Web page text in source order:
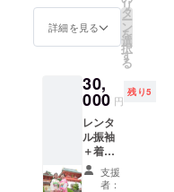
してい
味、
形、香
えた 風
雅な一
品をど
うぞご
賞味く
ださい
ませ。
しの武
された
心打つ
とユー
モラス
な鬼の
絵が共
感を呼
びTV・
雑誌な
どで取
URLよ
り自分
ンロー
ドでき
イベン
ト当日
の１７
時半か
らは
ほっこ
り・・
らの
メッ
セー
ジ。 し
の武
Shinob
u ◎生
まれ 昭
着の着
物をレ
ンタ
ル。着
ちろ
ん！草
履もつ
いたフ
ルセッ
トレン
タル。
手ぶら
詳細を見る
リ
タ
ー
ン
を
選
択
す
る
30,
000 円
残り5
レンタ
ル振袖
＋着付
け＋ロ
ケー支援
者：